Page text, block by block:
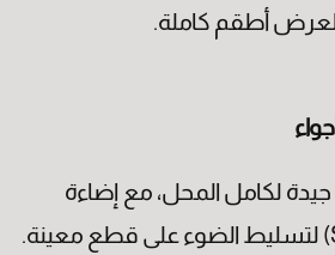
لعرض أطقم كاملة.
لكامل المحل، مع إضاءة